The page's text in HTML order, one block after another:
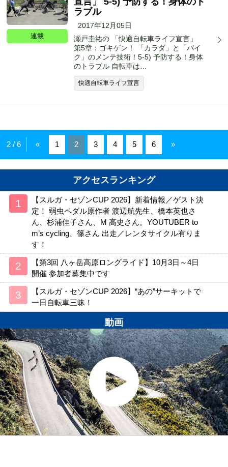
連載
ラブル
2017年12月05日
瀬戸圭祐の 「快適自転車ライフ宣言」
第5章：ゴキゲン！ 「カラダ」と「バイ
ク」のメンテ技術！5-5) 予防する！身体
のトラブル 自転車は…
快適自転車ライフ宣言
2 / 6 « 1 2 3 4 5 6 »
アクセスランキング
【スルガ・セゾンCUP 2026】新着情報／ゲスト決
定！ 弱虫ペダル原作者 渡辺航先生、橋本英也さ
ん、杉浦佳子さん、M 高史さん。YOUTUBER to
m’s cycling、篠さん 出走／レンタサイクル有りま
す！
【第3回 八ヶ岳高原ロングライド】10月3日～4日
開催 参加者募集中です
【スルガ・セゾンCUP 2026】“あの”サーキットで
一日自転車三昧！
動画